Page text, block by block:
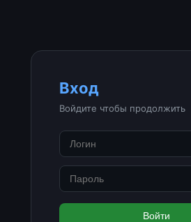
Вход
Войдите чтобы продолжить
Войти